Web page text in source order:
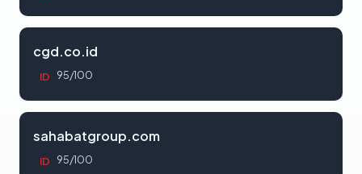
cgd.co.id
ID 95/100
sahabatgroup.com
ID 95/100